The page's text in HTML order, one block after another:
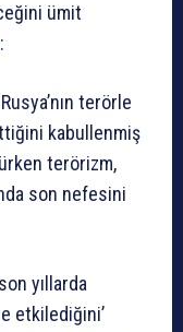
ümit
terörle
kabullenmiş
terörizm,
son nefesini
yıllarda
etkilediğini’